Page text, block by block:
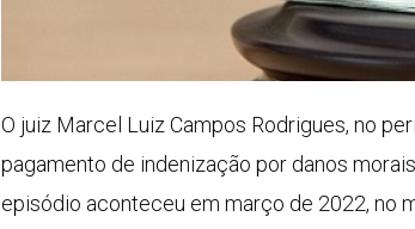
O juiz Marcel Luiz Campos Rodrigues, no
pagamento de indenização por danos
episódio aconteceu em março de 2022, no